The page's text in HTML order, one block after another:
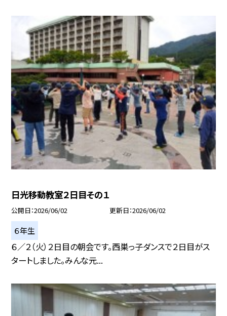
日光移動教室２日目その１
公開日 2026/06/02 更新日 2026/06/02
６年生
６／２（火）２日目の朝会です。西巣っ子ダンスで２日目がス
タートしました。みんな元...